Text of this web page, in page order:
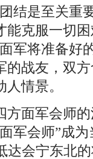
结是至关重
能克服一切
军将准备
的战友，双
情景。
面军会师的
军会师”成
达会宁东北